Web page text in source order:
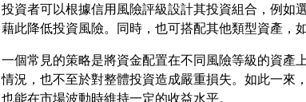
投資者可以根據信用風險評級設計其投資組合，例如
一個常見的策略是將資金配置在不同風險等級的資產
情況，也不至於對整體投資造成嚴重損失。如此一來